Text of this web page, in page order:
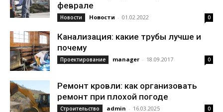
феврале
Новости Новости - 01.02.2022 0
Канализация: какие трубы лучше и
почему
Проектирование manager - 18.09.2017 0
Ремонт кровли: как организовать
ремонт при плохой погоде
Строительство admin - 16.03.2025 0